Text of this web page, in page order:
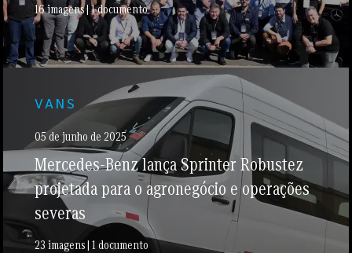
16 imagens | 1 documento
VANS
05 de junho de 2025
Mercedes-Benz lança Sprinter Robustez
projetada para o agronegócio e operações
severas
23 imagens | 1 documento